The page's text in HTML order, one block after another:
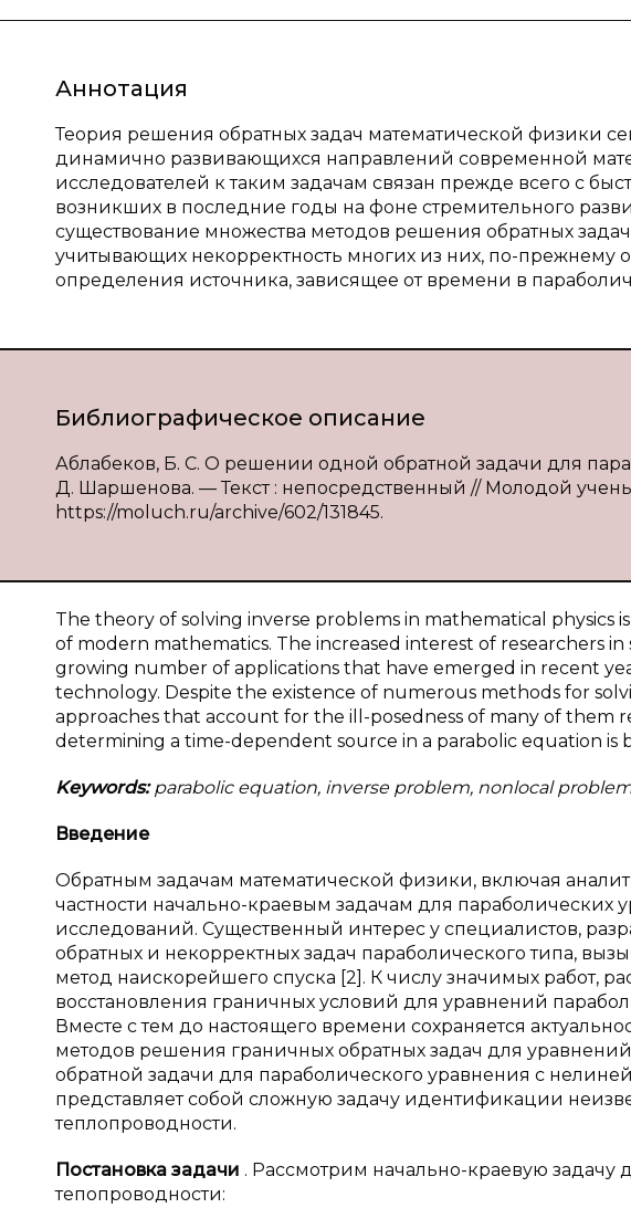
Аннотация
Теория решения обратных задач математической физики
динамично развивающихся направлений современной
исследователей к таким задачам связан прежде всего с
возникших в последние годы на фоне стремительного
существование множества методов решения обратных
учитывающих некорректность многих из них, по-прежнему
определения источника, зависящее от времени в
Библиографическое описание
Аблабеков, Б. С. О решении одной обратной задачи для
Д. Шаршенова. — Текст : непосредственный // Молодой
https://moluch.ru/archive/602/131845.
The theory of solving inverse problems in mathematical physics
of modern mathematics. The increased interest of researchers
growing number of applications that have emerged in recent
technology. Despite the existence of numerous methods for
approaches that account for the ill-posedness of many of them
determining a time-dependent source in a parabolic equation is
Keywords:parabolic equation, inverse problem, nonlocal
Введение
Обратным задачам математической физики, включая
частности начально-краевым задачам для параболических
исследований. Существенный интерес у специалистов,
обратных и некорректных задач параболического типа,
метод наискорейшего спуска [2]. К числу значимых работ,
восстановления граничных условий для уравнений
Вместе с тем до настоящего времени сохраняется
методов решения граничных обратных задач для
обратной задачи для параболического уравнения с
представляет собой сложную задачу идентификации
теплопроводности.
Постановка задачи . Рассмотрим начально-краевую задачу
тепопроводности: